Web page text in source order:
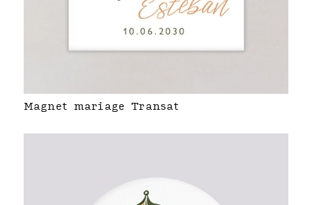
Magnet mariage Transat